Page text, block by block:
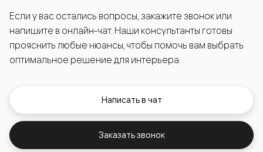
Если у вас остались вопросы, закажите звонок или
напишите в онлайн-чат. Наши консультанты готовы
прояснить любые нюансы, чтобы помочь вам выбрать
оптимальное решение для интерьера.
Написать в чат
Заказать звонок